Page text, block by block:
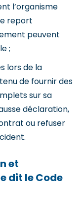
l’organisme
report
peuvent
;
lors de la
de fournir des
sur sa
déclaration,
ou refuser
et
dit le Code